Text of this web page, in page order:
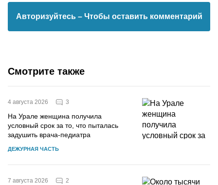
Авторизуйтесь – Чтобы оставить комментарий
Смотрите также
4 августа 2026 3
На Урале женщина получила
условный срок за то, что пыталась
задушить врача-педиатра
ДЕЖУРНАЯ ЧАСТЬ
7 августа 2026 2